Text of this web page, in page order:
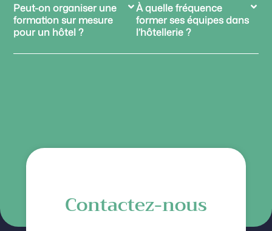
Peut-on organiser une
formation sur mesure
pour un hôtel ?
À quelle fréquence
former ses équipes dans
l’hôtellerie ?
Contactez-nous